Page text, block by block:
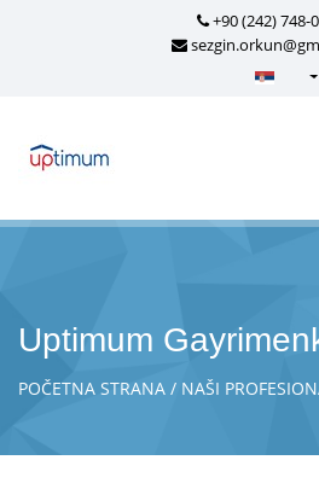
+90 (242) 748-
Uptimum
POČETNA STRANA NAŠI